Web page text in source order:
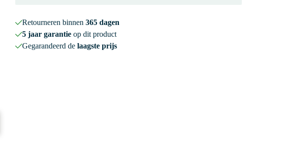
Retourneren binnen 365 dagen
5 jaar garantieop dit product
Gegarandeerd de laagste prijs